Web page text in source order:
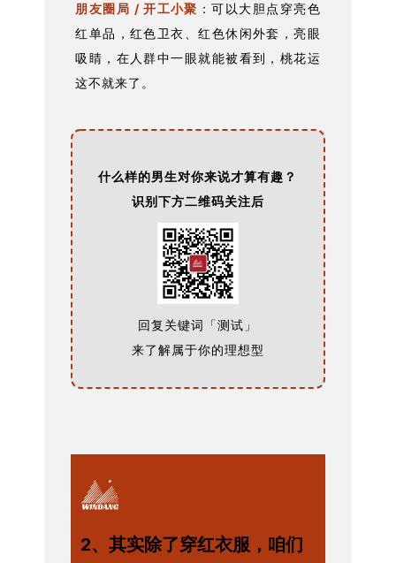
朋友圈局 / 开工小聚 ：可以大胆点穿亮色
红单品，红色卫衣、红色休闲外套，亮眼
吸睛，在人群中一眼就能被看到，桃花运
这不就来了。
什么样的男生对你来说才算有趣？
识别下方二维码关注后
回复关键词「测试」
来了解属于你的理想型
2、其实除了穿红衣服，咱们